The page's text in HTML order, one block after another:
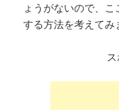
ょうがないので、
する方法を考えてみ